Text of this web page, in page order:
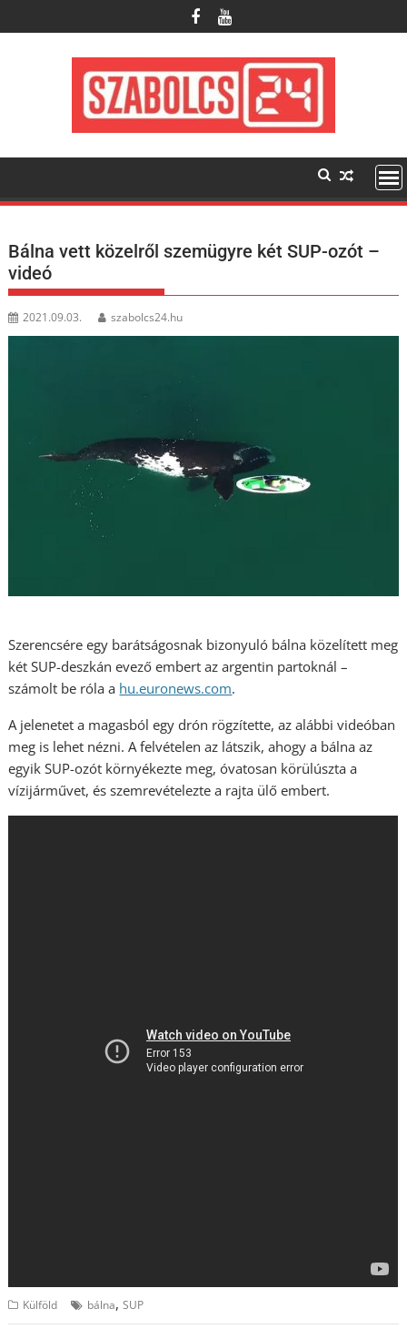
to
Bálna vett közelről szemügyre két SUP-ozót –
videó
2021.09.03. szabolcs24.hu
Szerencsére egy barátságosnak bizonyuló bálna közelített meg
két SUP-deszkán evező embert az argentin partoknál –
számolt be róla a hu.euronews.com.
A jelenetet a magasból egy drón rögzítette, az alábbi videóban
meg is lehet nézni. A felvételen az látszik, ahogy a bálna az
egyik SUP-ozót környékezte meg, óvatosan körülúszta a
vízijárművet, és szemrevételezte a rajta ülő embert.
Külföld bálna,SUP